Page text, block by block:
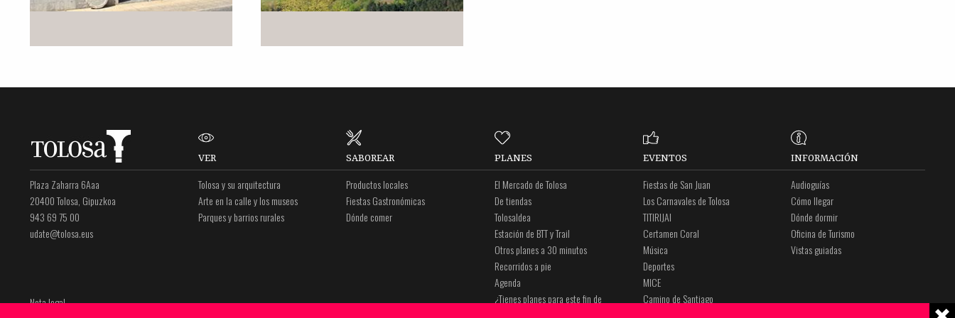
VER
Tolosa y su arquitectura
Arte en la calle y los museos
Parques y barrios rurales
SABOREAR
Productos locales
Fiestas Gastronómicas
Dónde comer
PLANES
El Mercado de Tolosa
De tiendas
Tolosaldea
Estación de BTT y Trail
Otros planes a 30 minutos
Recorridos a pie
Agenda
¿Tienes planes para este fin de
EVENTOS
Fiestas de San Juan
Los Carnavales de Tolosa
TITIRIJAI
Certamen Coral
Música
Deportes
MICE
Camino de Santiago
INFORMACIÓN
Audioguías
Cómo llegar
Dónde dormir
Oficina de Turismo
Vistas guiadas
Plaza Zaharra 6Aaa
20400 Tolosa, Gipuzkoa
943 69 75 00
udate@tolosa.eus
Nota legal